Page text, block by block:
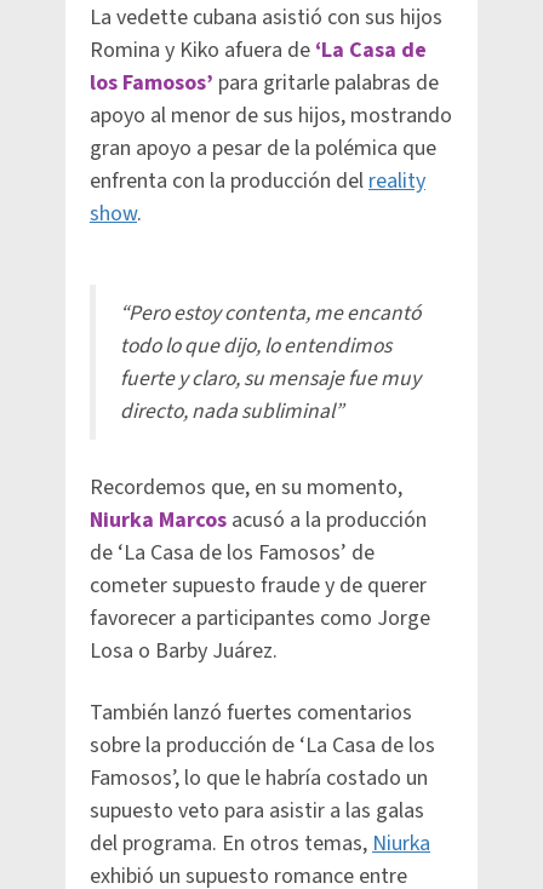
La vedette cubana asistió con sus hijos
Romina y Kiko afuera de ‘La Casa de
los Famosos’ para gritarle palabras de
apoyo al menor de sus hijos, mostrando
gran apoyo a pesar de la polémica que
enfrenta con la producción del reality
show.
“Pero estoy contenta, me encantó
todo lo que dijo, lo entendimos
fuerte y claro, su mensaje fue muy
directo, nada subliminal”
Recordemos que, en su momento,
Niurka Marcos acusó a la producción
de ‘La Casa de los Famosos’ de
cometer supuesto fraude y de querer
favorecer a participantes como Jorge
Losa o Barby Juárez.
También lanzó fuertes comentarios
sobre la producción de ‘La Casa de los
Famosos’, lo que le habría costado un
supuesto veto para asistir a las galas
del programa. En otros temas, Niurka
exhibió un supuesto romance entre